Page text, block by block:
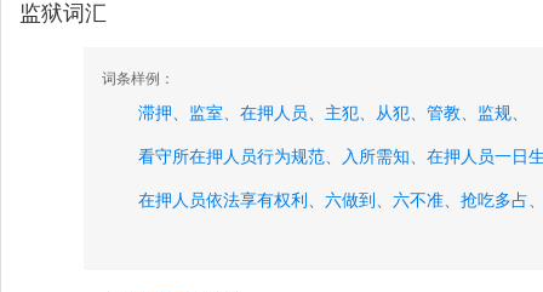
监狱词汇
词条样例：
滞押、 监室、 在押人员、 主犯、 从犯、 管教、 监规、
看守所在押人员行为规范、 入所需知、 在押人员一日
在押人员依法享有权利、 六做到、 六不准、 抢吃多占